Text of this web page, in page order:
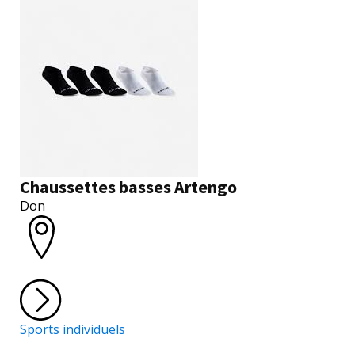
Chaussettes basses Artengo
Don
Sports individuels